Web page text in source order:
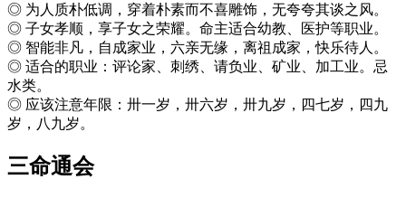
◎ 为人质朴低调，穿着朴素而不喜雕饰，无夸夸其谈之风。
◎ 子女孝顺，享子女之荣耀。命主适合幼教、医护等职业。
◎ 智能非凡，自成家业，六亲无缘，离祖成家，快乐待人。
◎ 适合的职业：评论家、刺绣、请负业、矿业、加工业。忌
水类。
◎ 应该注意年限：卅一岁，卅六岁，卅九岁，四七岁，四九
岁，八九岁。
三命通会